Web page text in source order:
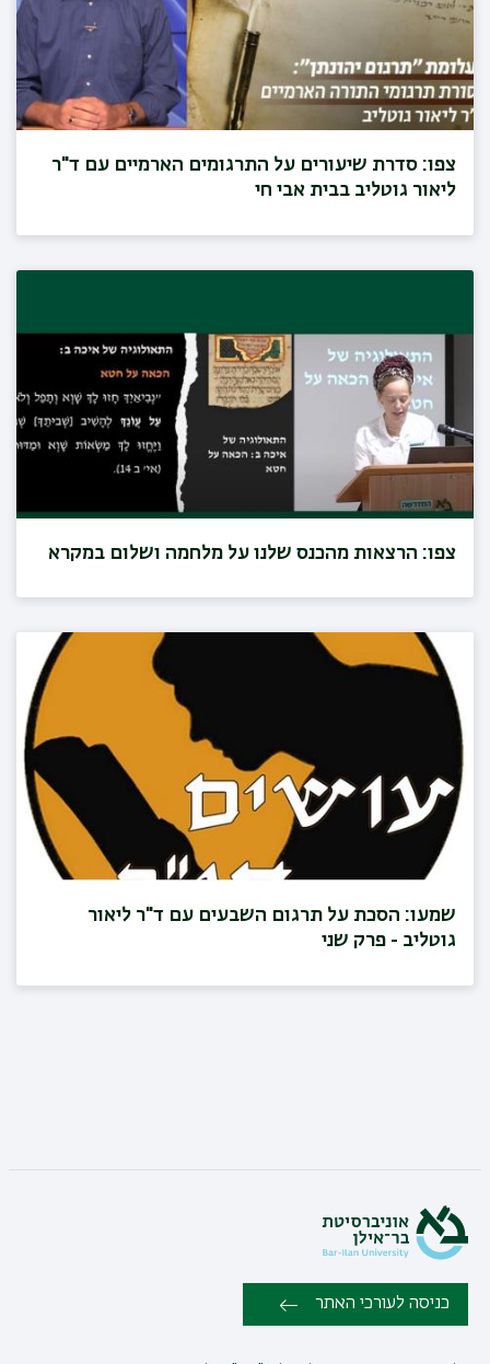
צפו: סדרת שיעורים על התרגומים הארמיים עם ד"ר
ליאור גוטליב בבית אבי חי
צפו: הרצאות מהכנס שלנו על מלחמה ושלום במקרא
שמעו: הסכת על תרגום השבעים עם ד"ר ליאור
גוטליב - פרק שני
כניסה לעורכי האתר